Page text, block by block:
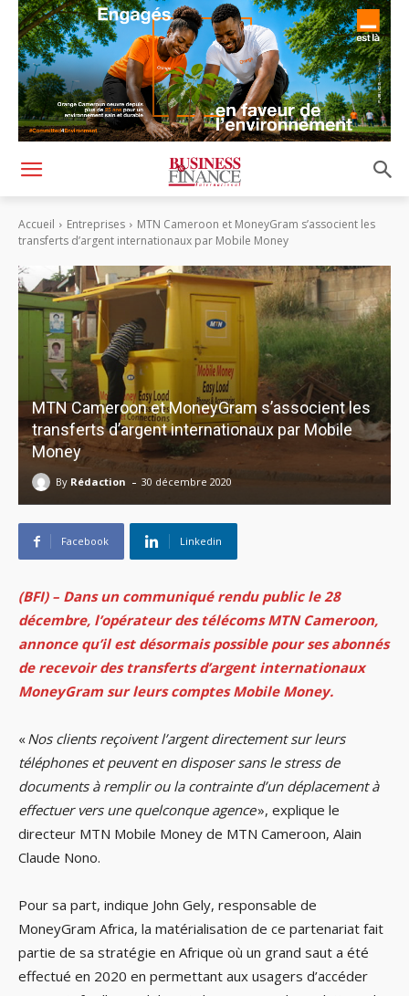
Accueil Entreprises
MTN Cameroon et MoneyGram s’associent les
transferts d’argent internationaux par Mobile Money
MTN Cameroon et MoneyGram s’associent les
transferts d’argent internationaux par Mobile
Money
By Rédaction - 30 décembre 2020
Facebook Linkedin
(BFI) – Dans un communiqué rendu public le 28
décembre, l’opérateur des télécoms MTN Cameroon,
annonce qu’il est désormais possible pour ses abonnés
de recevoir des transferts d’argent internationaux
MoneyGram sur leurs comptes Mobile Money.
«Nos clients reçoivent l’argent directement sur leurs
téléphones et peuvent en disposer sans le stress de
documents à remplir ou la contrainte d’un déplacement à
effectuer vers une quelconque agence», explique le
directeur MTN Mobile Money de MTN Cameroon, Alain
Claude Nono.
Pour sa part, indique John Gely, responsable de
MoneyGram Africa, la matérialisation de ce partenariat fait
partie de sa stratégie en Afrique où un grand saut a été
effectué en 2020 en permettant aux usagers d’accéder